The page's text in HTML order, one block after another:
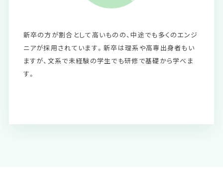
新卒の方が割合として高いものの、中途でも多くのエンジ
ニアが採用されています。新卒は理系や高専出身者もい
ますが、文系で未経験の学生でも研修で基礎から学べま
す。